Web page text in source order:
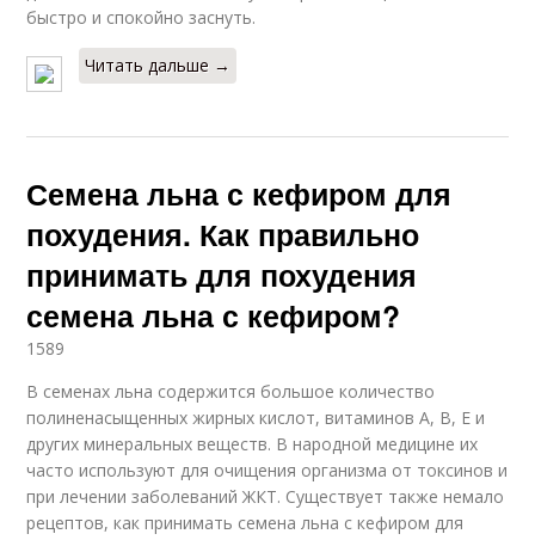
быстро и спокойно заснуть.
Читать дальше →
Семена льна с кефиром для
похудения. Как правильно
принимать для похудения
семена льна с кефиром?
1589
В семенах льна содержится большое количество
полиненасыщенных жирных кислот, витаминов А, В, Е и
других минеральных веществ. В народной медицине их
часто используют для очищения организма от токсинов и
при лечении заболеваний ЖКТ. Существует также немало
рецептов, как принимать семена льна с кефиром для